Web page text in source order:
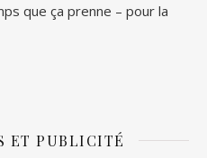
que ça prenne – pour la
ET PUBLICITÉ